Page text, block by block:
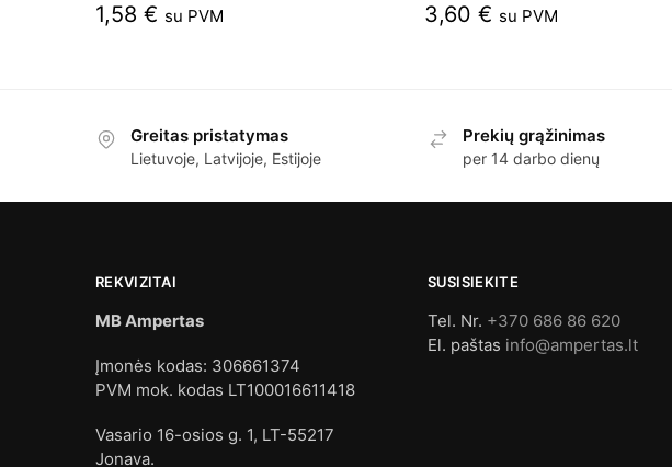
1,58€ su PVM 3,60 € su PVM
Greitas pristatymas
Lietuvoje, Latvijoje, Estijoje
Prekių grąžinimas
per 14 darbo dienų
REKVIZITAI
MB Ampertas
Įmonės kodas: 306661374
PVM mok. kodas LT100016611418
Vasario 16-osios g. 1, LT-55217
Jonava.
SUSISIEKITE
Tel. Nr. +370 686 86 620
El. paštas info@ampertas.lt